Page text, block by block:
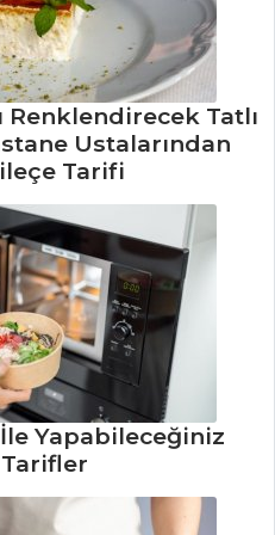
Renklendirecek Tatlı
Ustalarından
Tarifi
Yapabileceğiniz